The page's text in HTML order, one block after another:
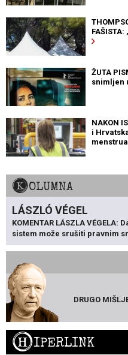
ŽUTA
snimljen
NAKON
i
KOLUMNA
LÁSZLÓ VÉGEL
KOMENTAR LÁSZLA VÉGELA:
sistem može srušiti pravnim
DRUGO
HIPERLINK